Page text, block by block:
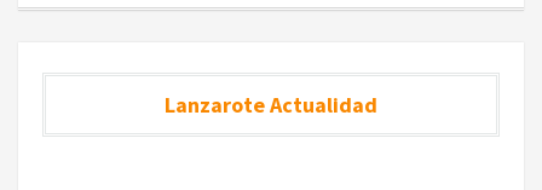
Lanzarote Actualidad